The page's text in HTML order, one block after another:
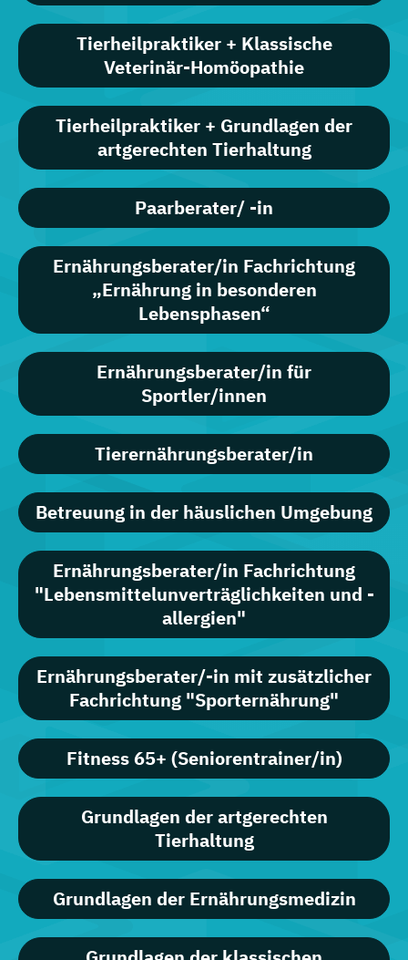
Tierheilpraktiker + Klassische
Veterinär-Homöopathie
Tierheilpraktiker + Grundlagen der
artgerechten Tierhaltung
Paarberater/ -in
Ernährungsberater/in Fachrichtung
„Ernährung in besonderen
Lebensphasen“
Ernährungsberater/in für
Sportler/innen
Tierernährungsberater/in
Betreuung in der häuslichen Umgebung
Ernährungsberater/in Fachrichtung
"Lebensmittelunverträglichkeiten und -
allergien"
Ernährungsberater/-in mit zusätzlicher
Fachrichtung "Sporternährung"
Fitness 65+ (Seniorentrainer/in)
Grundlagen der artgerechten
Tierhaltung
Grundlagen der Ernährungsmedizin